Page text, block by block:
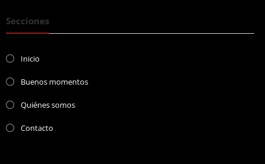
Secciones
Inicio
Buenos momentos
Quiénes somos
Contacto